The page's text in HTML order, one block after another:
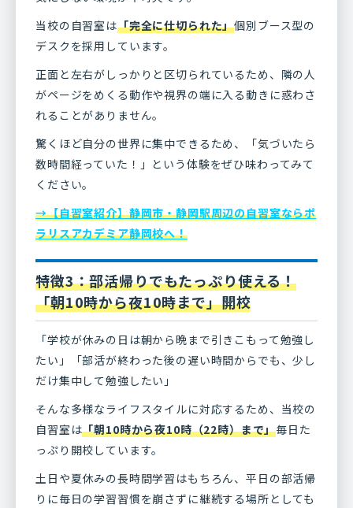
当校の自習室は「完全に仕切られた」個別ブース型の
デスクを採用しています。
正面と左右がしっかりと区切られているため、隣の人
がページをめくる動作や視界の端に入る動きに惑わさ
れることがありません。
驚くほど自分の世界に集中できるため、「気づいたら
数時間経っていた！」という体験をぜひ味わってみて
ください。
→【自習室紹介】静岡市・静岡駅周辺の自習室ならポ
ラリスアカデミア静岡校へ！
特徴3：部活帰りでもたっぷり使える！
「朝10時から夜10時まで」開校
「学校が休みの日は朝から晩まで引きこもって勉強し
たい」「部活が終わった後の遅い時間からでも、少し
だけ集中して勉強したい」
そんな多様なライフスタイルに対応するため、当校の
自習室は「朝10時から夜10時（22時）まで」毎日た
っぷり開校しています。
土日や夏休みの長時間学習はもちろん、平日の部活帰
りに毎日の学習習慣を崩さずに継続する場所としても